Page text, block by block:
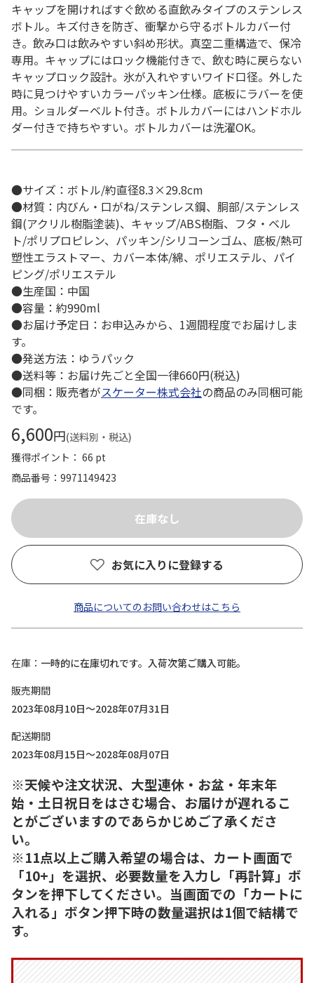
キャップを開ければすぐ飲める直飲みタイプのステンレス
ボトル。キズ付きを防ぎ、衝撃から守るボトルカバー付
き。飲み口は飲みやすい斜め形状。真空二重構造で、保冷
専用。キャップにはロック機能付きで、飲む時に戻らない
キャップロック設計。氷が入れやすいワイド口径。外した
時に見つけやすいカラーパッキン仕様。底板にラバーを使
用。ショルダーベルト付き。ボトルカバーにはハンドホル
ダー付きで持ちやすい。ボトルカバーは洗濯OK。
●サイズ：ボトル/約直径8.3×29.8cm
●材質：内びん・口がね/ステンレス鋼、胴部/ステンレス
鋼(アクリル樹脂塗装)、キャップ/ABS樹脂、フタ・ベル
ト/ポリプロピレン、パッキン/シリコーンゴム、底板/熱可
塑性エラストマー、カバー本体/綿、ポリエステル、パイ
ピング/ポリエステル
●生産国：中国
●容量：約990ml
●お届け予定日：お申込みから、1週間程度でお届けしま
す。
●発送方法：ゆうパック
●送料等：お届け先ごと全国一律660円(税込)
●同梱：販売者がスケーター株式会社の商品のみ同梱可能
です。
6,600円(送料別・税込)
獲得ポイント： 66 pt
商品番号
9971149423
お気に入りに登録する
商品についてのお問い合わせはこちら
在庫
一時的に在庫切れです。入荷次第ご購入可能。
販売期間
2023年08月10日～2028年07月31日
配送期間
2023年08月15日～2028年08月07日
※天候や注文状況、大型連休・お盆・年末年
始・土日祝日をはさむ場合、お届けが遅れるこ
とがございますのであらかじめご了承くださ
い。
※11点以上ご購入希望の場合は、カート画面で
「10+」を選択、必要数量を入力し「再計算」ボ
タンを押下してください。当画面での「カートに
入れる」ボタン押下時の数量選択は1個で結構で
す。